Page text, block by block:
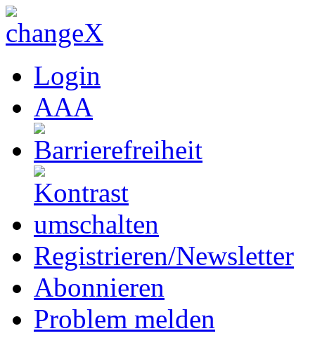
Login
AAA
Registrieren/Newsletter
Abonnieren
Problem melden